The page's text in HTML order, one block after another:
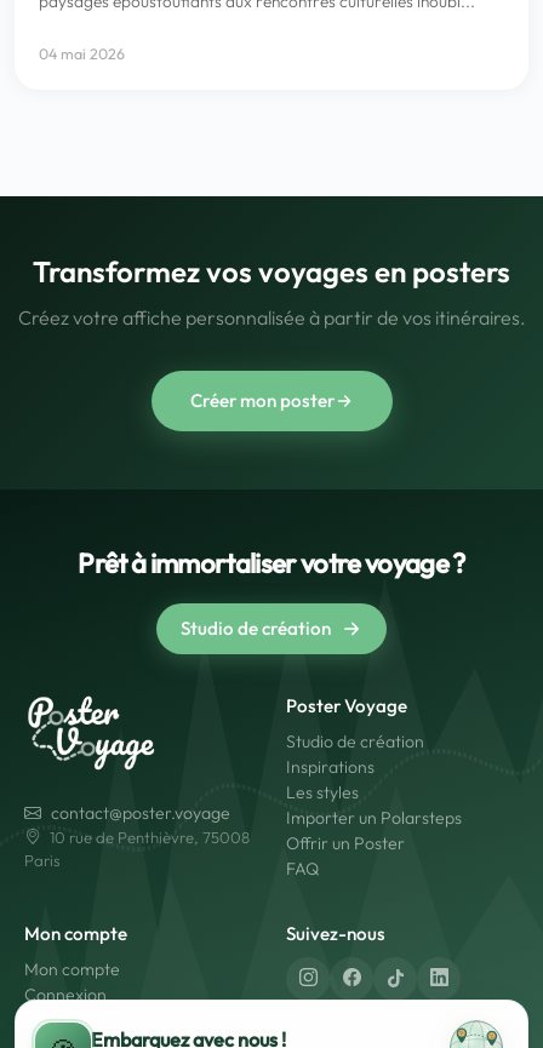
04 mai 2026
Transformez vos voyages en posters
Créez votre affiche personnalisée à partir de vos itinéraires.
Créer mon poster
Prêt à immortaliser votre voyage ?
Studio de création
contact@poster.voyage
10 rue de Penthièvre, 75008
Paris
Poster Voyage
Studio de création
Inspirations
Les styles
Importer un Polarsteps
Offrir un Poster
FAQ
Mon compte
Mon compte
Connexion
Créer un compte
Suivez-nous
Embarquez avec nous !